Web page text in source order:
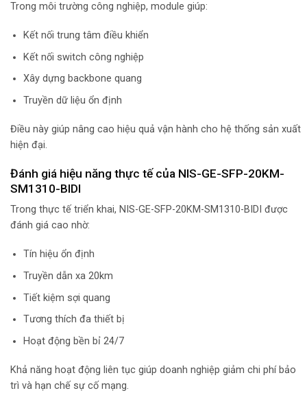
Trong môi trường công nghiệp, module giúp:
Kết nối trung tâm điều khiển
Kết nối switch công nghiệp
Xây dựng backbone quang
Truyền dữ liệu ổn định
Điều này giúp nâng cao hiệu quả vận hành cho hệ thống sản xuất
hiện đại.
Đánh giá hiệu năng thực tế của NIS-GE-SFP-20KM-
SM1310-BIDI
Trong thực tế triển khai, NIS-GE-SFP-20KM-SM1310-BIDI được
đánh giá cao nhờ:
Tín hiệu ổn định
Truyền dẫn xa 20km
Tiết kiệm sợi quang
Tương thích đa thiết bị
Hoạt động bền bỉ 24/7
Khả năng hoạt động liên tục giúp doanh nghiệp giảm chi phí bảo
trì và hạn chế sự cố mạng.